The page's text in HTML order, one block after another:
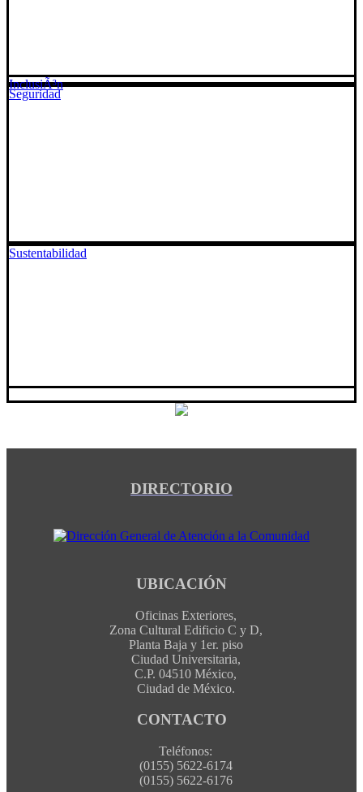
Seguridad
Sustentabilidad
InclusiÃ³n
DIRECTORIO
UBICACIÓN
Oficinas Exteriores,
Zona Cultural Edificio C y D,
Planta Baja y 1er. piso
Ciudad Universitaria,
C.P. 04510 México,
Ciudad de México.
CONTACTO
Teléfonos:
(0155) 5622-6174
(0155) 5622-6176